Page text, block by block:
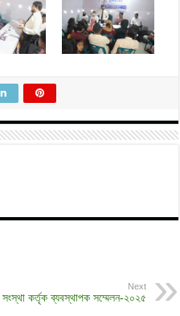
Next
সংস্থা কর্তৃক ব্যবস্থাপক সম্মেলন-২০২৫